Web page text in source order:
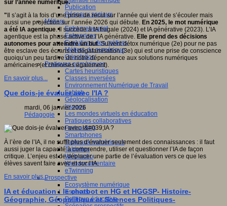
Publication
Réseaux sociaux
Métiers
Entrepreneuriat
Entreprises
Evolutions des métiers
Métiers du numérique
Orientation
Pratiques numériques
Cartes heuristiques
Classes inversées
Environnement Numérique de Travail
Fablab
Géolocalisation
Images
Les mondes virtuels en éducation
Pratiques collaboratives
Podcasting
Smartphones
Tableaux numériques
Tablettes
Web radio
Webdocumentaire
eTwinning
Prospective
Ecosystème numérique
Espaces
Politique éducative
sur l’année numérique.
" Il s’agit à la fois d’une prise de recul sur l’année qui vient de s’écouler mais
aussi une projection sur l’année 2026 qui débute. En 2025, le mot numérique
a été IA agentique. Il succède à IA frugale (2024) et IA générative (2023). L’IA
agentique est la phase active de l’IA générative. Elle prend des décisions
autonomes pour atteindre un but. Suivent détox numérique (2e) pour ne pas
être esclave des écrans et dégafamisation (3e) qui est une prise de conscience
quoiqu’un peu tardive de notre dépendance aux solutions numériques
américaines (et chinoises également).
En savoir plus...
Que dois-je évaluer avec l'IA ?
mardi, 06 janvier 2026
Pédagogie
À l’ère de l’IA, il ne suffit plus d’évaluer seulement des connaissances : il faut
aussi juger la capacité à comprendre, utiliser et questionner l’IA de façon
critique. L’enjeu est de déplacer une partie de l’évaluation vers ce que les
élèves savent faire avecetsurl’IA.
En savoir plus...
IA et éducation : le chatbot en HG et HGGSP- Histoire-
Géographie, Géopolitique et Sciences Politiques-